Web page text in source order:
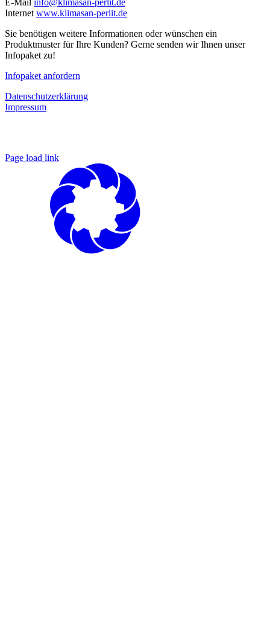
E-Mail info@klimasan-perlit.de
Internet www.klimasan-perlit.de
Sie benötigen weitere Informationen oder wünschen ein
Produktmuster für Ihre Kunden? Gerne senden wir Ihnen unser
Infopaket zu!
Infopaket anfordern
Datenschutzerklärung
Impressum
Page load link